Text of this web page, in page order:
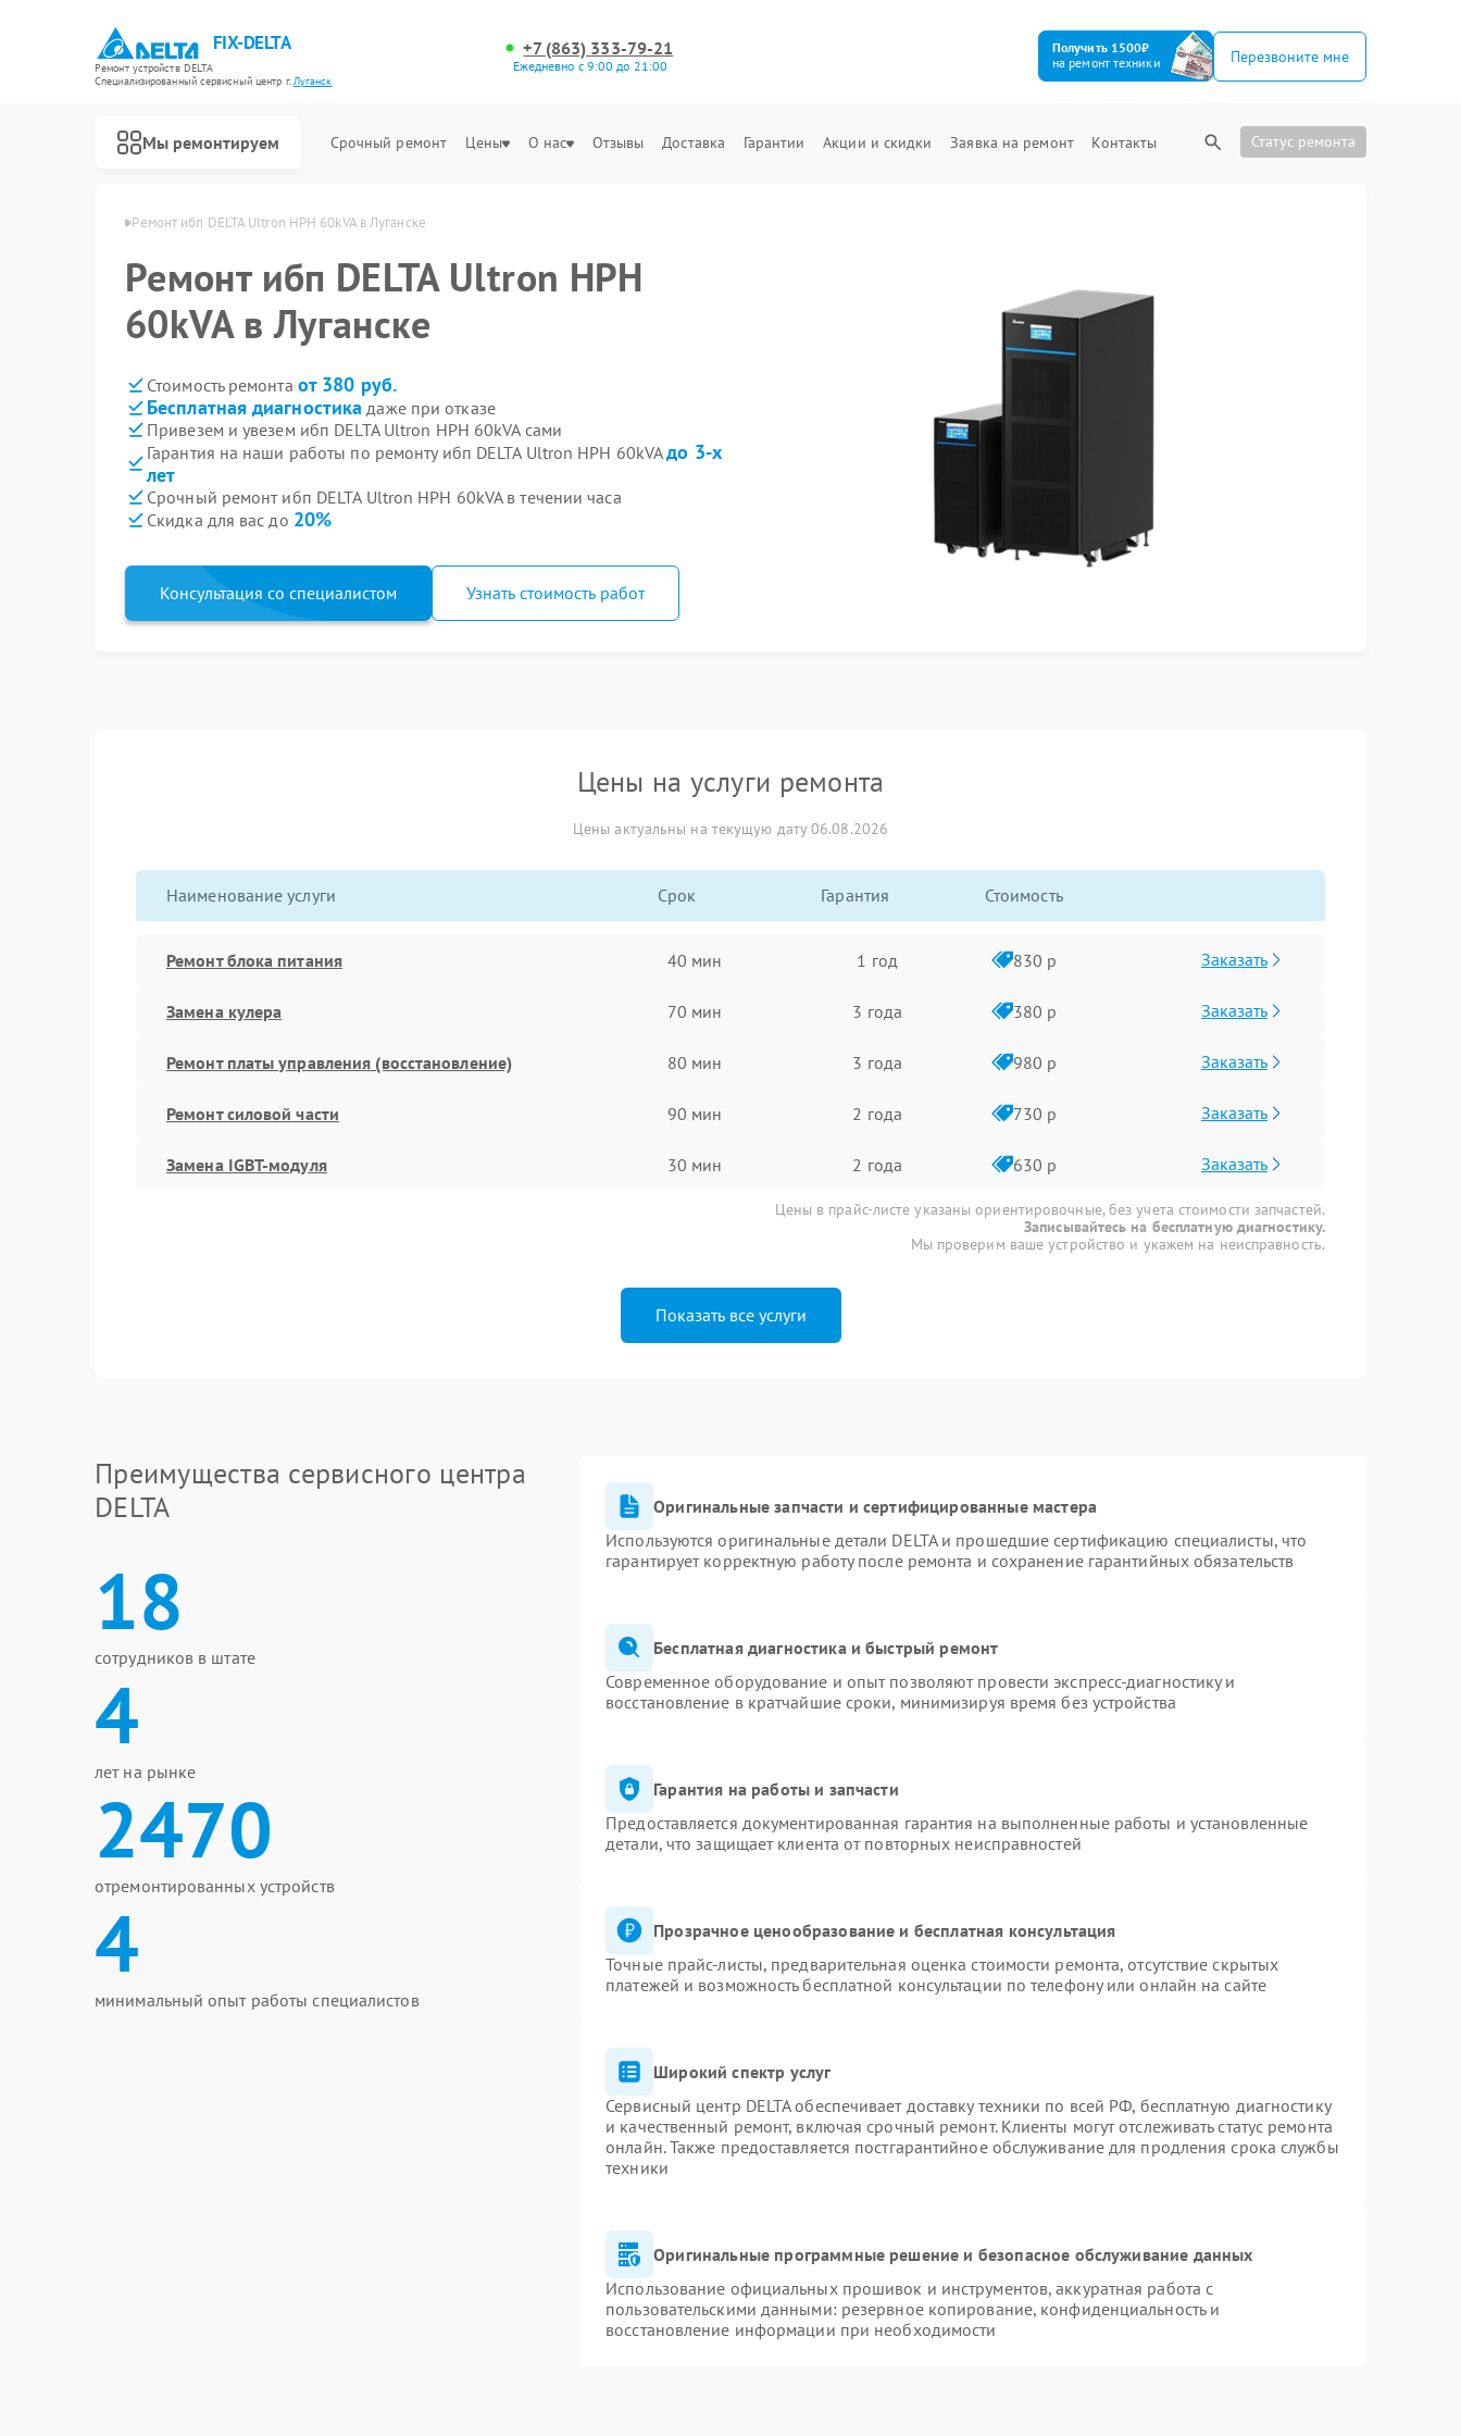
FIX-DELTA
Ремонт устройств DELTA
Специализированный cервисный центр г.Луганск
+7 (863) 333-79-21
Ежедневно с 9:00 до 21:00
Получить 1500₽
на ремонт техники
Перезвоните мне
Мы ремонтируем Срочный ремонт Цены О нас Отзывы Доставка Гарантии Акции и скидки Заявка на ремонт Контакты Статус ремонта
DELTA в Луганске Ремонт ибп DELTA Ultron HPH 60kVA в Луганске
Ремонт ибп DELTA Ultron HPH
60kVA в Луганске
Стоимость ремонта от 380 руб.
Бесплатная диагностика даже при отказе
Привезем и увезем ибп DELTA Ultron HPH 60kVA сами
Гарантия на наши работы по ремонту ибп DELTA Ultron HPH 60kVAдо 3-х
лет
Срочный ремонт ибп DELTA Ultron HPH 60kVA в течении часа
Скидка для вас до 20%
Консультация со специалистом Узнать стоимость работ
Цены на услуги ремонта
Цены актуальны на текущую дату 06.08.2026
Наименование услуги Срок Гарантия Стоимость
Ремонт блока питания 40 мин 1 год 830 р Заказать
Замена кулера 70 мин 3 года 380 р Заказать
Ремонт платы управления (восстановление) 80 мин 3 года 980 р Заказать
Ремонт силовой части 90 мин 2 года 730 р Заказать
Замена IGBT-модуля 30 мин 2 года 630 р Заказать
Цены в прайс-листе указаны ориентировочные, без учета стоимости запчастей.
Записывайтесь на бесплатную диагностику.
Мы проверим ваше устройство и укажем на неисправность.
Показать все услуги
Преимущества сервисного центра
DELTA
18
сотрудников в штате
4
лет на рынке
2470
отремонтированных устройств
4
минимальный опыт работы специалистов
Оригинальные запчасти и сертифицированные мастера
Используются оригинальные детали DELTA и прошедшие сертификацию специалисты, что
гарантирует корректную работу после ремонта и сохранение гарантийных обязательств
Бесплатная диагностика и быстрый ремонт
Современное оборудование и опыт позволяют провести экспресс-диагностику и
восстановление в кратчайшие сроки, минимизируя время без устройства
Гарантия на работы и запчасти
Предоставляется документированная гарантия на выполненные работы и установленные
детали, что защищает клиента от повторных неисправностей
Прозрачное ценообразование и бесплатная консультация
Точные прайс-листы, предварительная оценка стоимости ремонта, отсутствие скрытых
платежей и возможность бесплатной консультации по телефону или онлайн на сайте
Широкий спектр услуг
Сервисный центр DELTA обеспечивает доставку техники по всей РФ, бесплатную диагностику
и качественный ремонт, включая срочный ремонт. Клиенты могут отслеживать статус ремонта
онлайн. Также предоставляется постгарантийное обслуживание для продления срока службы
техники
Оригинальные программные решение и безопасное обслуживание данных
Использование официальных прошивок и инструментов, аккуратная работа с
пользовательскими данными: резервное копирование, конфиденциальность и
восстановление информации при необходимости